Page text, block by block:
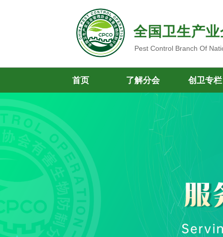
全国卫生产
Pest Control Branch Of
首页 了解分会 创卫专栏